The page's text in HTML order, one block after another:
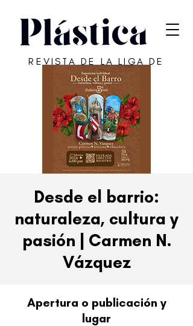
REVISTA DE LA LIGA DE
ARTE DE SAN JUAN
Desde el barrio:
naturaleza, cultura y
pasión | Carmen N.
Vázquez
Apertura o publicación y
lugar